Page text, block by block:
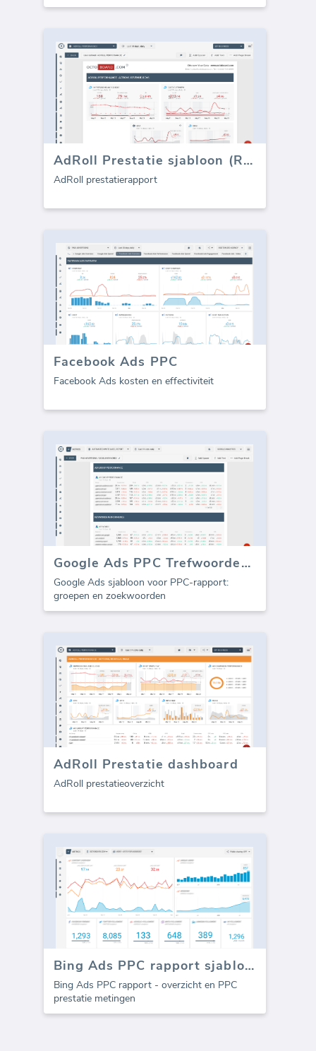
AdRoll Prestatie sjabloon (Rapport)
AdRoll prestatierapport
Facebook Ads PPC
Facebook Ads kosten en effectiviteit
Google Ads PPC Trefwoorden (Rapport)
Google Ads sjabloon voor PPC-rapport:
groepen en zoekwoorden
AdRoll Prestatie dashboard
AdRoll prestatieoverzicht
Bing Ads PPC rapport sjabloon (Rapport)
Bing Ads PPC rapport - overzicht en PPC
prestatie metingen